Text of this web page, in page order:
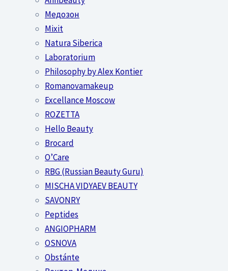
Медозон
Mixit
Natura Siberica
Laboratorium
Philosophy by Alex Kontier
Romanovamakeup
Excellance Moscow
ROZETTA
Hello Beauty
Brocard
O’Care
RBG (Russian Beauty Guru)
MISCHA VIDYAEV BEAUTY
SAVONRY
Peptides
ANGIOPHARM
OSNOVA
Obstánte